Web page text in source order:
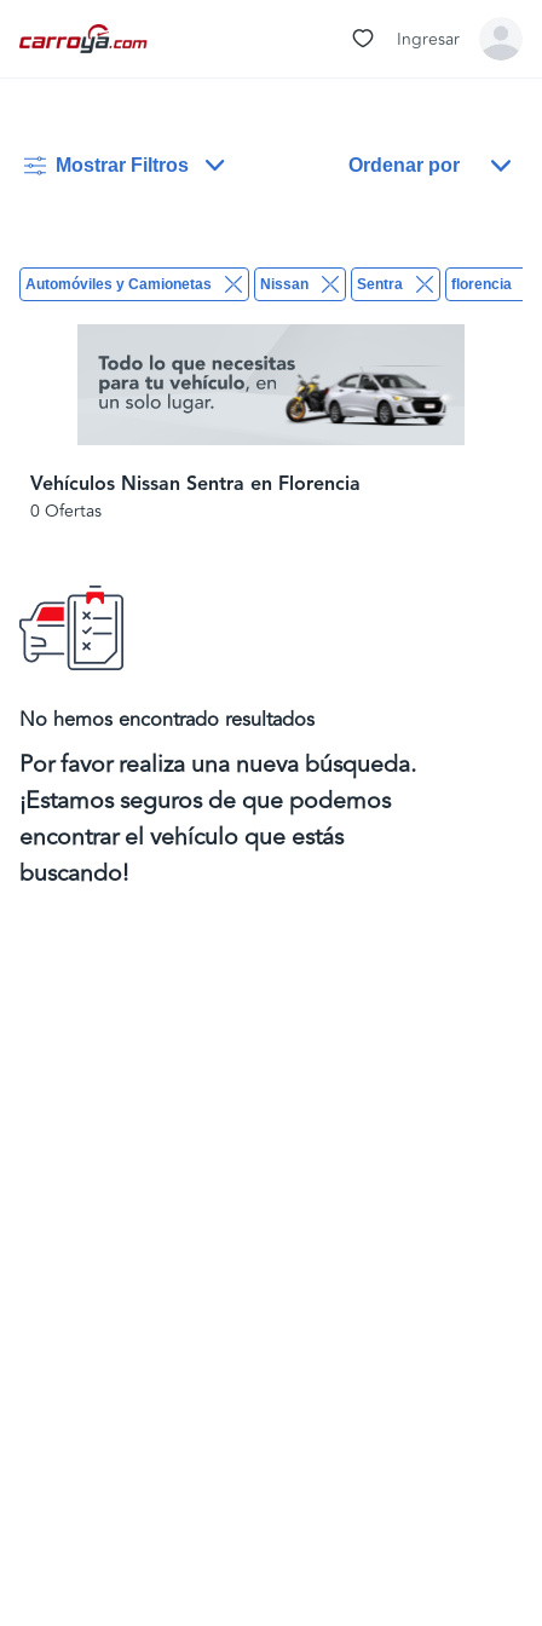
Ingresar
Mostrar Filtros Ordenar por
Automóviles y Camionetas Nissan Sentra florencia
Vehículos Nissan Sentra en Florencia
0 Ofertas
No hemos encontrado resultados
Por favor realiza una nueva búsqueda.
¡Estamos seguros de que podemos
encontrar el vehículo que estás
buscando!